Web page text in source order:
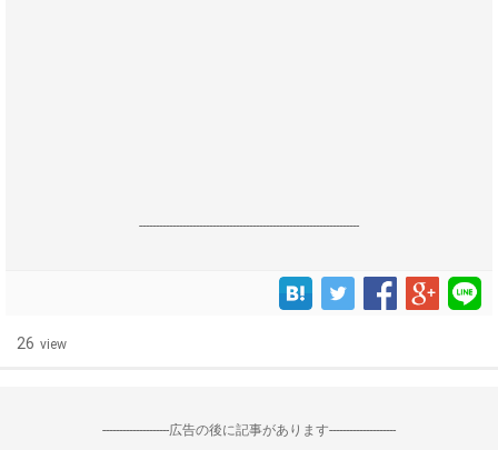
------------------------------------------------------------------
26 view
--------------------広告の後に記事があります--------------------